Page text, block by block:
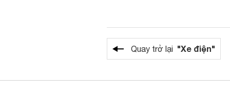
Quay trở lại "Xe điện"